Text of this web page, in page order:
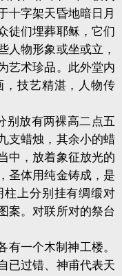
十字架天昏地暗日月
徒们埋葬耶稣，它们
人物形象或坐或立，
艺术珍品。此外堂内
，技艺精湛，人物传
别放有两裸高二点五
支蜡烛，其余小的蜡
中，放着象征放光的
圣体用纯金铸成，是
柱上分别挂有绸缎对
案。对联所对的祭台
有一个木制神工楼。
已过错、神甫代表天